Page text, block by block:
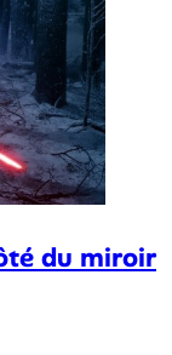
du miroir